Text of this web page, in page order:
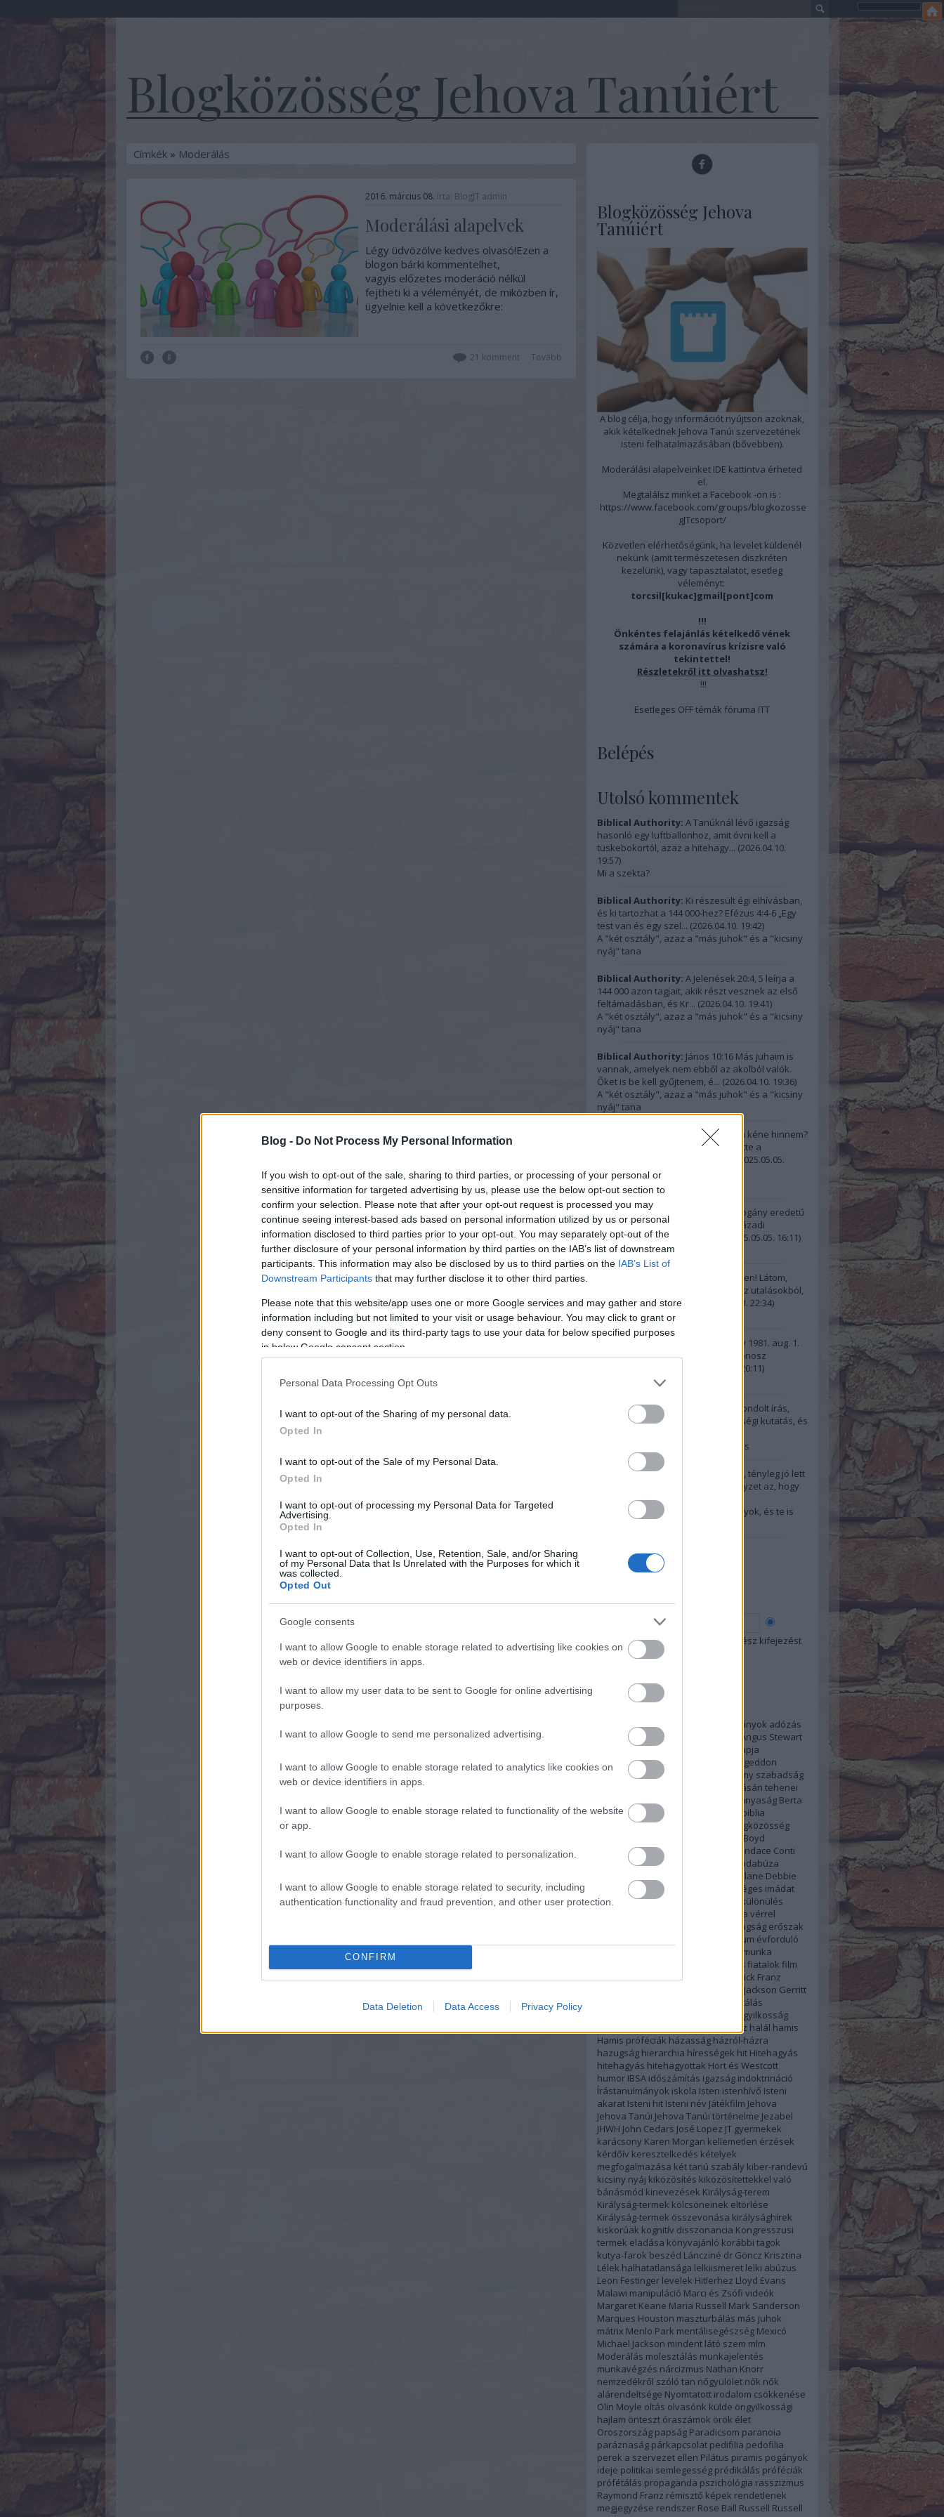
Blog - Do Not Process My Personal Information
If you wish to opt-out of the sale, sharing to third parties, or processing of your personal or
sensitive information for targeted advertising by us, please use the below opt-out section to
confirm your selection. Please note that after your opt-out request is processed you may
continue seeing interest-based ads based on personal information utilized by us or personal
information disclosed to third parties prior to your opt-out. You may separately opt-out of the
further disclosure of your personal information by third parties on the IAB’s list of downstream
participants. This information may also be disclosed by us to third parties on the IAB’s List of
Downstream Participants that may further disclose it to other third parties.
Please note that this website/app uses one or more Google services and may gather and store
information including but not limited to your visit or usage behaviour. You may click to grant or
deny consent to Google and its third-party tags to use your data for below specified purposes
in below Google consent section.
Personal Data Processing Opt Outs
I want to opt-out of the Sharing of my personal data.
Opted In
I want to opt-out of the Sale of my Personal Data.
Opted In
I want to opt-out of processing my Personal Data for Targeted
Advertising.
Opted In
I want to opt-out of Collection, Use, Retention, Sale, and/or Sharing
of my Personal Data that Is Unrelated with the Purposes for which it
was collected.
Opted Out
Google consents
I want to allow Google to enable storage related to advertising like cookies on
web or device identifiers in apps.
I want to allow my user data to be sent to Google for online advertising
purposes.
I want to allow Google to send me personalized advertising.
I want to allow Google to enable storage related to analytics like cookies on
web or device identifiers in apps.
I want to allow Google to enable storage related to functionality of the website
or app.
I want to allow Google to enable storage related to personalization.
I want to allow Google to enable storage related to security, including
authentication functionality and fraud prevention, and other user protection.
CONFIRM
Data Deletion Data Access Privacy Policy
Blogközösség Jehova Tanúiért
Címkék» Moderálás
2016. március 08. írta: BlogJT admin
Moderálási alapelvek
Légy üdvözölve kedves olvasó!Ezen a
blogon bárki kommentelhet,
vagyis előzetes moderáció nélkül
fejtheti ki a véleményét, de miközben ír,
ügyelnie kell a következőkre:
Tovább
21 komment
Blogközösség Jehova
Tanúiért
A blog célja, hogy információt nyújtson azoknak,
akik kételkednek Jehova Tanúi szervezetének
isteni felhatalmazásában (bővebben).
Moderálási alapelveinket IDE kattintva érheted
el.
Megtalálsz minket a Facebook -on is :
https://www.facebook.com/groups/blogkozosse
gJTcsoport/
Közvetlen elérhetőségünk, ha levelet küldenél
nekünk (amit természetesen diszkréten
kezelünk), vagy tapasztalatot, esetleg
véleményt:
torcsil[kukac]gmail[pont]com
!!!
Önkéntes felajánlás kételkedő vének
számára a koronavírus krízisre való
tekintettel!
Részletekről itt olvashatsz!
!!!
Esetleges OFF témák fóruma ITT
Belépés
Utolsó kommentek
Biblical Authority: A Tanúknál lévő igazság
hasonló egy luftballonhoz, amit óvni kell a
tüskebokortól, azaz a hitehagy... (2026.04.10.
19:57)
Mi a szekta?
Biblical Authority: Ki részesült égi elhívásban,
és ki tartozhat a 144 000-hez? Efézus 4:4-6 „Egy
test van és egy szel... (2026.04.10. 19:42)
A "két osztály", azaz a "más juhok" és a "kicsiny
nyáj" tana
Biblical Authority: A Jelenések 20:4, 5 leírja a
144 000 azon tagjait, akik részt vesznek az első
feltámadásban, és Kr... (2026.04.10. 19:41)
A "két osztály", azaz a "más juhok" és a "kicsiny
nyáj" tana
Biblical Authority: János 10:16 Más juhaim is
vannak, amelyek nem ebből az akolból valók.
Őket is be kell gyűjtenem, é... (2026.04.10. 19:36)
A "két osztály", azaz a "más juhok" és a "kicsiny
nyáj" tana
@Ferenc Busó: Miben kéne hinnem?
Abban, hogy Rutherford beszüntette a
2025.05.05.
16:57)
Születésnap és megbocsátás
Ferenc Busó:
"A születésnapot pogány eredetű
szokásnak tartják, amit az első századi
keresztények, sem Istennek...
2025.05.05. 16:11)
Születésnap és megbocsátás
@gggarai: Köszi szépen! Látom,
szép gyűjteményed van ezekből az utalásokból,
biztosan rendesen fig...
2024.10.13. 22:34)
Apokalipszis, most
A kért idézetek: Őrtorony 1981. aug. 1.
Olvasók kérdései: “És ha e világ gonosz
2024.10.13. 20:11)
Apokalipszis, most
Der Alte:Bravó! Jól,tudatosan átgondolt írás,
melyhez (gyanítom sok-sok ) minőségi kutatás, és
A szekta és az egyéni tudatfejlődés
@Der Alte: Szia! Igazad van, tényleg jó lett
volna címnek is ez a mondat. A helyzet az, hogy
2024.10.06. 18:47
"12 évvel a kilépésem után: Jól vagyok, és te is
Utolsó 20
Néhány szó Egész kifejezést
Címkék
18741914 Adományok adózás
agymosás
alámerítkezés
Angus Stewart
anorexiaAnthony Morris
Anyák Napja
ApokalipszisARC kivizsgálás
Armageddon
ateizmus Audrey Knorr
A keresztény szabadság
Básán tehenei
béranyaság Berta
Peale Beth Sarim
biblia
hamisításbírósági döntés
Blogközösség
Bonnie Boyd
börtönbüntetés
Candace Conti
családon belüli erőszak
csodabúza
David Splane Debbie
McDaniel
destruktív
Egységes imádat
élettapasztalat
elkülönülés
emberjogi kérdések a vérrel
ENSZ tagság erőszak
evangélium évforduló
feketemunka
feltámadás fiatalok film
Fiókhivatalok összevonása
Frederick Franz
Geoffrey Jackson Gerritt
gyermekmolesztálás
gyilkosság
Hadesz halál hamis
Hamis próféciák házasság házról-házra
hazugság hierarchia hírességek hit Hitehagyás
hitehagyás hitehagyottak Hort és Westcott
humor IBSA időszámítás igazság indoktrináció
Írástanulmányok iskola Isten istenhívő Isteni
akarat Isteni hit Isteni név Játékfilm Jehova
Jehova Tanúi Jehova Tanúi történelme Jezabel
JHWH John Cedars José Lopez JT gyermekek
karácsony Karen Morgan kellemetlen érzések
kérdőív keresztelkedés kételyek
megfogalmazása két tanú szabály kiber-randevú
kicsiny nyáj kiközösítés kiközösítettekkel való
bánásmód kinevezések Királyság-terem
Királyság-termek kölcsöneinek eltörlése
Királyság-termek összevonása királysághírek
kiskorúak kognitív disszonancia Kongresszusi
termek eladása könyvajánló korábbi tagok
kutya-farok beszéd Láncziné dr Göncz Krisztina
Lélek halhatatlansága lelkiismeret lelki abúzus
Leon Festinger levelek Hitlerhez Lloyd Evans
Malawi manipuláció Marci és Zsófi videók
Margaret Keane Maria Russell Mark Sanderson
Marques Houston maszturbálás más juhok
mátrix Menlo Park mentálisegészség Mexicó
Michael Jackson mindent látó szem mlm
Moderálás molesztálás munkajelentés
munkavégzés nárcizmus Nathan Knorr
nemzedékről szóló tan nőgyülölet nők nők
alárendeltsége Nyomtatott irodalom csökkenése
Olin Moyle oltás olvasónk külde öngyilkossági
hajlam önteszt óraszámok örök élet
Oroszország papság Paradicsom paranoia
paráznaság párkapcsolat pedifilia pedofilia
perek a szervezet ellen Pilátus piramis pogányok
ideje politikai semlegesség prédikálás próféciák
prófétálás propaganda pszichológia rasszizmus
Raymond Franz rémisztő képek rendetlenek
megjegyzése rendszer Rose Ball Russell Russell